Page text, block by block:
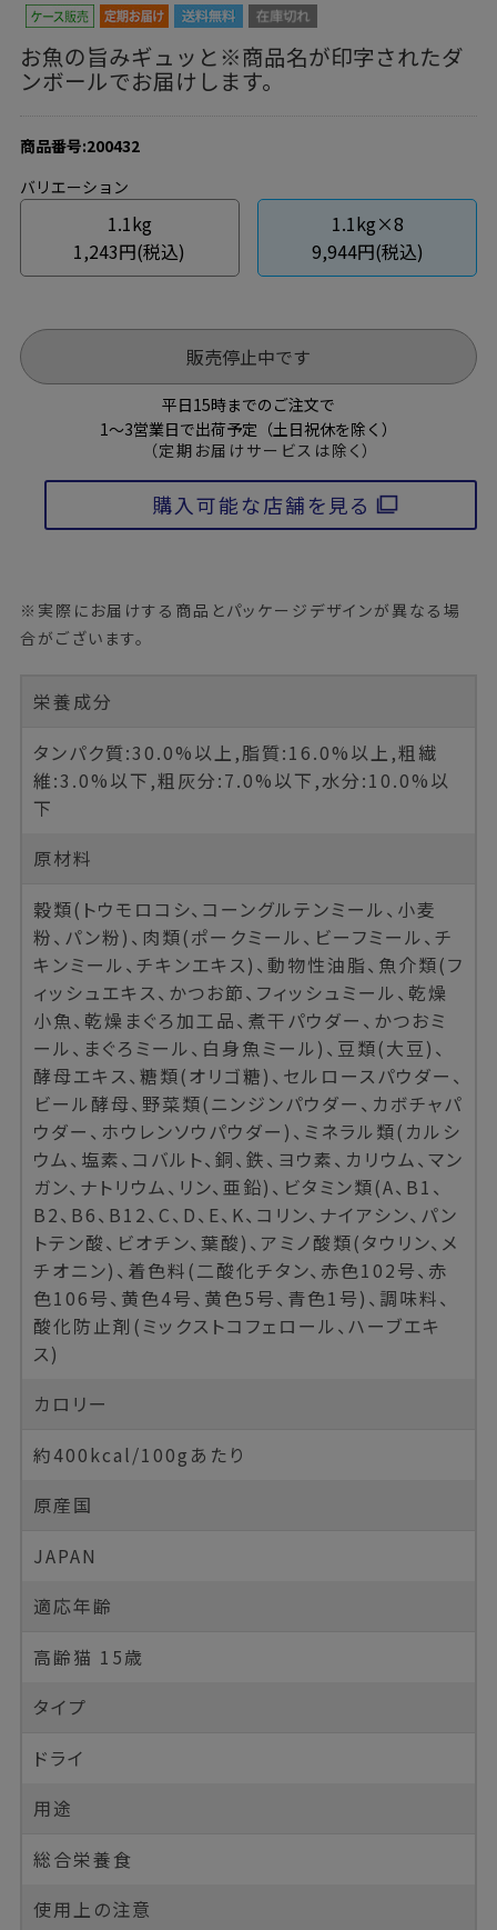
お魚の旨みギュッと※商品名が印字されたダ
ンボールでお届けします。
商品番号:200432
バリエーション
1.1kg
1,243円(税込)
1.1kg×8
9,944円(税込)
販売停止中です
平日15時までのご注文で
1～3営業日で出荷予定（土日祝休を除く）
（定期お届けサービスは除く）
購入可能な店舗を見る
※実際にお届けする商品とパッケージデザインが異なる場
合がございます。
栄養成分
タンパク質:30.0%以上,脂質:16.0%以上,粗繊
維:3.0%以下,粗灰分:7.0%以下,水分:10.0%以
下
原材料
穀類(トウモロコシ、コーングルテンミール、小麦
粉、パン粉)、肉類(ポークミール、ビーフミール、チ
キンミール、チキンエキス)、動物性油脂、魚介類(フ
ィッシュエキス、かつお節、フィッシュミール、乾燥
小魚、乾燥まぐろ加工品、煮干パウダー、かつおミ
ール、まぐろミール、白身魚ミール)、豆類(大豆)、
酵母エキス、糖類(オリゴ糖)、セルロースパウダー、
ビール酵母、野菜類(ニンジンパウダー、カボチャパ
ウダー、ホウレンソウパウダー)、ミネラル類(カルシ
ウム、塩素、コバルト、銅、鉄、ヨウ素、カリウム、マン
ガン、ナトリウム、リン、亜鉛)、ビタミン類(A、B1、
B2、B6、B12、C、D、E、K、コリン、ナイアシン、パン
トテン酸、ビオチン、葉酸)、アミノ酸類(タウリン、メ
チオニン)、着色料(二酸化チタン、赤色102号、赤
色106号、黄色4号、黄色5号、青色1号)、調味料、
酸化防止剤(ミックストコフェロール、ハーブエキ
ス)
カロリー
約400kcal/100gあたり
原産国
JAPAN
適応年齢
高齢猫 15歳
タイプ
ドライ
用途
総合栄養食
使用上の注意